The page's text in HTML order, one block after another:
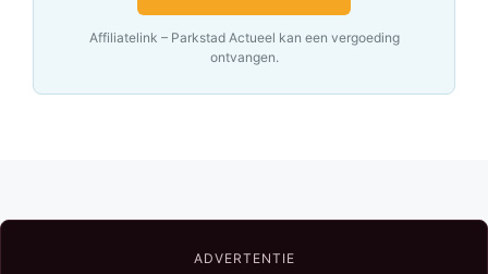
Affiliatelink – Parkstad Actueel kan een vergoeding
ontvangen.
ADVERTENTIE